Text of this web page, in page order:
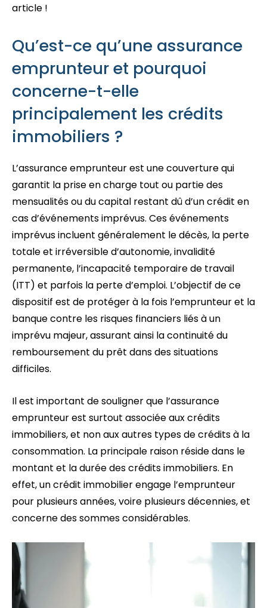
article !
Qu’est-ce qu’une assurance
emprunteur et pourquoi
concerne-t-elle
principalement les crédits
immobiliers ?
L’assurance emprunteur est une couverture qui
garantit la prise en charge tout ou partie des
mensualités ou du capital restant dû d’un crédit en
cas d’événements imprévus. Ces événements
imprévus incluent généralement le décès, la perte
totale et irréversible d’autonomie, invalidité
permanente, l’incapacité temporaire de travail
(ITT) et parfois la perte d’emploi. L’objectif de ce
dispositif est de protéger à la fois l’emprunteur et la
banque contre les risques financiers liés à un
imprévu majeur, assurant ainsi la continuité du
remboursement du prêt dans des situations
difficiles.
Il est important de souligner que l’assurance
emprunteur est surtout associée aux crédits
immobiliers, et non aux autres types de crédits à la
consommation. La principale raison réside dans le
montant et la durée des crédits immobiliers. En
effet, un crédit immobilier engage l’emprunteur
pour plusieurs années, voire plusieurs décennies, et
concerne des sommes considérables.